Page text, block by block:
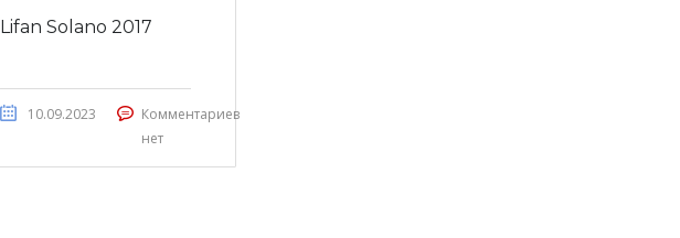
Lifan Solano 2017
10.09.2023
Комментариев
нет